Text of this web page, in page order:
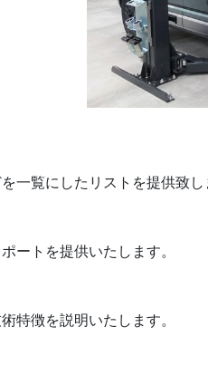
一覧にしたリストを提供致
ートを提供いたします。
特徴を説明いたします。